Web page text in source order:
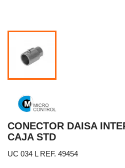
CONECTOR DAISA
CAJA STD
UC 034 L REF. 49454